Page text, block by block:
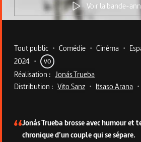
Voir la bande-
Metadata du programme
Tout public • Comédie • Cinéma •
2024 • VO
Réalisation : Jonás Trueba
Distribution : Vito Sanz • Itsaso Arana •
Jonás Trueba brosse avec humour et
chronique d’un couple qui se sépare.